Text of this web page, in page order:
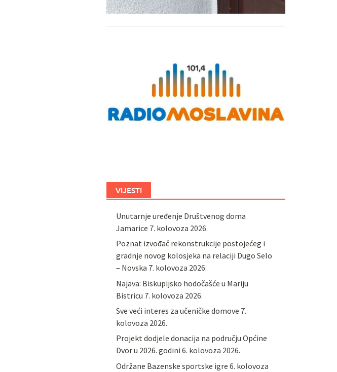
VIJESTI
Unutarnje uređenje Društvenog doma
Jamarice 7. kolovoza 2026.
Poznat izvođač rekonstrukcije postojećeg i
gradnje novog kolosjeka na relaciji Dugo Selo
– Novska 7. kolovoza 2026.
Najava: Biskupijsko hodočašće u Mariju
Bistricu 7. kolovoza 2026.
Sve veći interes za učeničke domove 7.
kolovoza 2026.
Projekt dodjele donacija na području Općine
Dvor u 2026. godini 6. kolovoza 2026.
Održane Bazenske sportske igre 6. kolovoza